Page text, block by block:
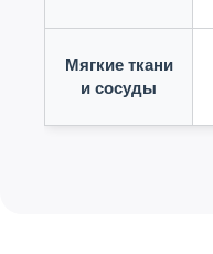
Мягкие ткани
и сосуды